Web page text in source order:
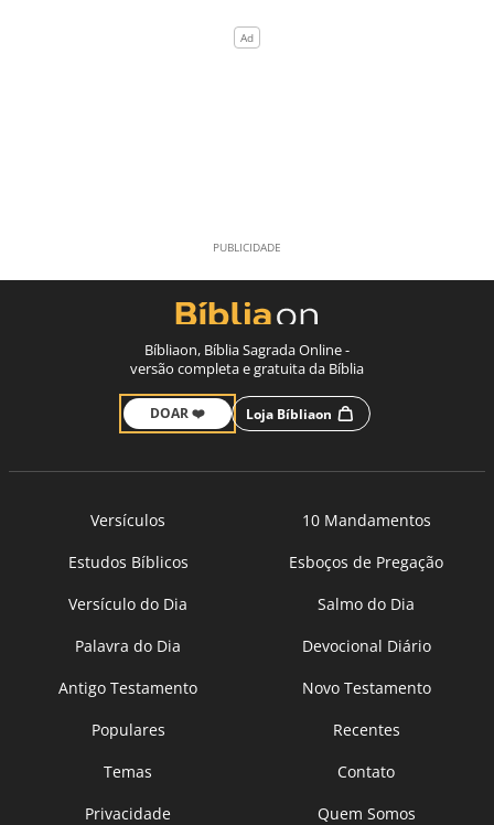
Bíbliaon, Bíblia Sagrada Online -
versão completa e gratuita da Bíblia
DOAR ❤️ Loja Bíbliaon
Versículos
10 Mandamentos
Estudos Bíblicos
Esboços de Pregação
Versículo do Dia
Salmo do Dia
Palavra do Dia
Devocional Diário
Antigo Testamento
Novo Testamento
Populares
Recentes
Temas
Contato
Privacidade
Quem Somos